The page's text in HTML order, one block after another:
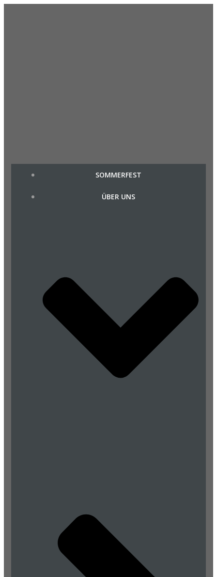
SOMMERFEST
ÜBER UNS